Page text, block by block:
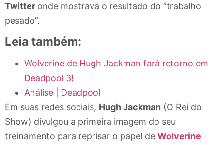
Twitter onde mostrava o resultado do “trabalho
pesado”.
Leia também:
Wolverine de Hugh Jackman fará retorno em
Deadpool 3!
Análise | Deadpool
Em suas redes sociais, Hugh Jackman (O Rei do
Show) divulgou a primeira imagem do seu
treinamento para reprisar o papel de Wolverine